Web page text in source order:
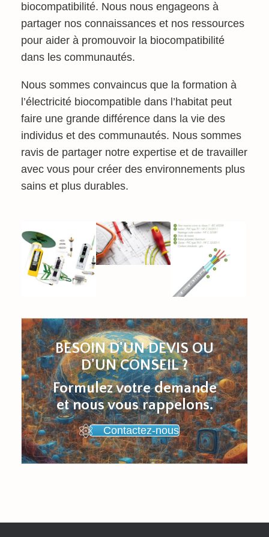
biocompatibilité. Nous nous engageons à
partager nos connaissances et nos ressources
pour aider à promouvoir la biocompatibilité
dans les communautés.
Nous sommes convaincus que la formation à
l’électricité biocompatible dans l’habitat peut
faire une grande différence dans la vie des
individus et des communautés. Nous sommes
ravis de partager notre expertise et de travailler
avec vous pour créer des environnements plus
sains et plus durables.
BESOIN D'UN DEVIS OU
D'UN CONSEIL ?
Formulez votre demande
et nous vous rappelons.
Contactez-nous